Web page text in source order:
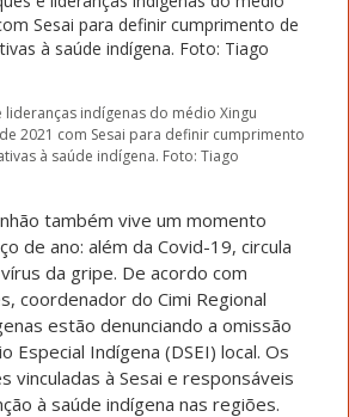
lideranças indígenas do médio Xingu
2021 com Sesai para definir cumprimento
à saúde indígena. Foto: Tiago
também vive um momento
de ano: além da Covid-19, circula
da gripe. De acordo com
coordenador do Cimi Regional
estão denunciando a omissão
Especial Indígena (DSEI) local. Os
vinculadas à Sesai e responsáveis
à saúde indígena nas regiões.